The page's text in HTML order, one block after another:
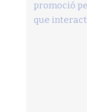
promoció
que